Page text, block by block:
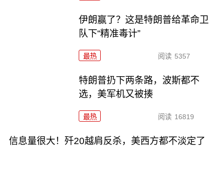
伊朗赢了？这是特朗普给革命卫
队下“精准毒计”
最热 阅读 5357
特朗普扔下两条路，波斯都不
选，美军机又被揍
最热 阅读 16819
信息量很大！歼20越肩反杀，美西方都不淡定了